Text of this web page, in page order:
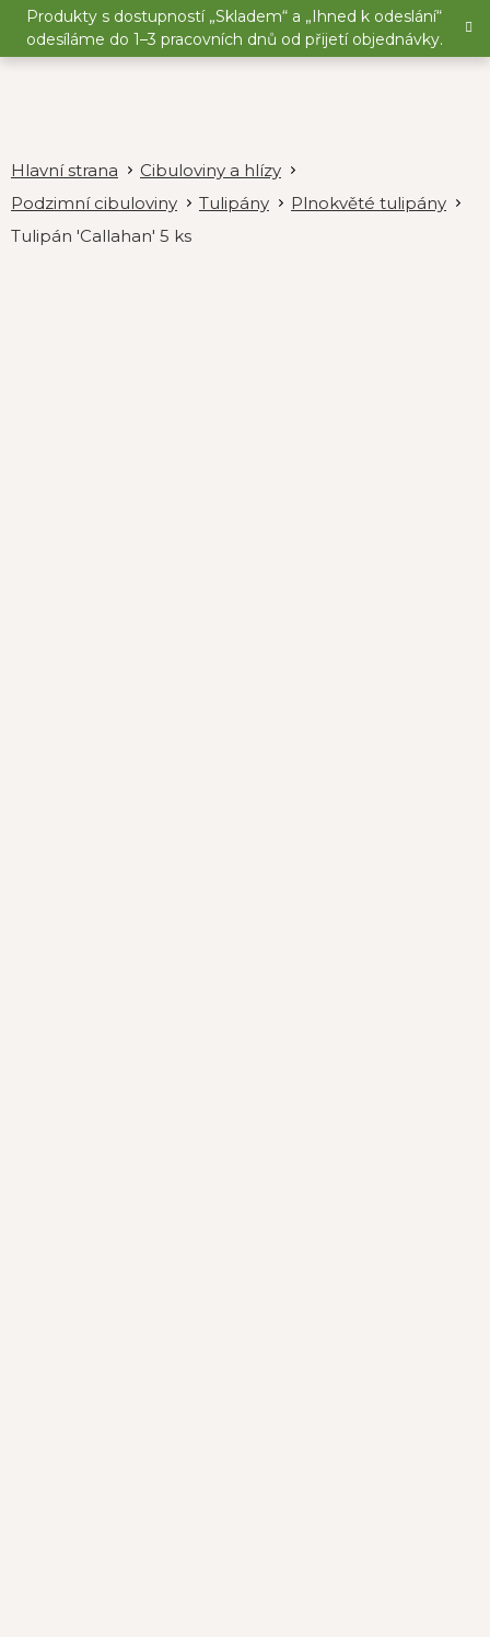
Přejít
obsah
Produkty s dostupností „Skladem“ a „Ihned k odeslání“
odesíláme do 1–3 pracovních dnů od přijetí objednávky.
Cibuloviny a hlízy
Podzimní cibuloviny
Tulipány
Plnokvěté tulipány
Tulipán 'Callahan' 5 ks